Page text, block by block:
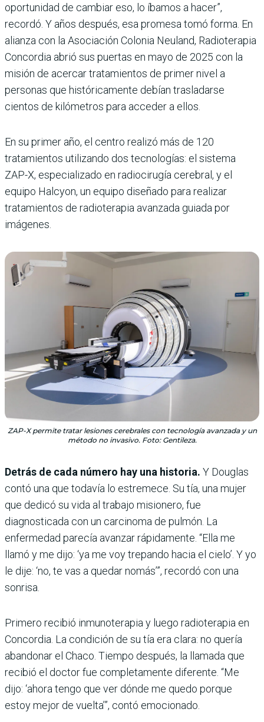
oportunidad de cambiar eso, lo íbamos a hacer”,
recordó. Y años después, esa promesa tomó forma. En
alianza con la Asociación Colonia Neuland, Radioterapia
Concordia abrió sus puertas en mayo de 2025 con la
misión de acercar tratamientos de primer nivel a
personas que históricamente debían trasladarse
cientos de kilómetros para acceder a ellos.
En su primer año, el centro realizó más de 120
tratamientos utilizando dos tecnologías: el sistema
ZAP-X, especializado en radiocirugía cerebral, y el
equipo Halcyon, un equipo diseñado para realizar
tratamientos de radioterapia avanzada guiada por
imágenes.
ZAP-X permite tratar lesiones cerebrales con tecnología avanzada y un
método no invasivo. Foto: Gentileza.
Detrás de cada número hay una historia. Y Douglas
contó una que todavía lo estremece. Su tía, una mujer
que dedicó su vida al trabajo misionero, fue
diagnosticada con un carcinoma de pulmón. La
enfermedad parecía avanzar rápidamente. “Ella me
llamó y me dijo: ‘ya me voy trepando hacia el cielo’. Y yo
le dije: ‘no, te vas a quedar nomás’”, recordó con una
sonrisa.
Primero recibió inmunoterapia y luego radioterapia en
Concordia. La condición de su tía era clara: no quería
abandonar el Chaco. Tiempo después, la llamada que
recibió el doctor fue completamente diferente. “Me
dijo: ‘ahora tengo que ver dónde me quedo porque
estoy mejor de vuelta’”, contó emocionado.